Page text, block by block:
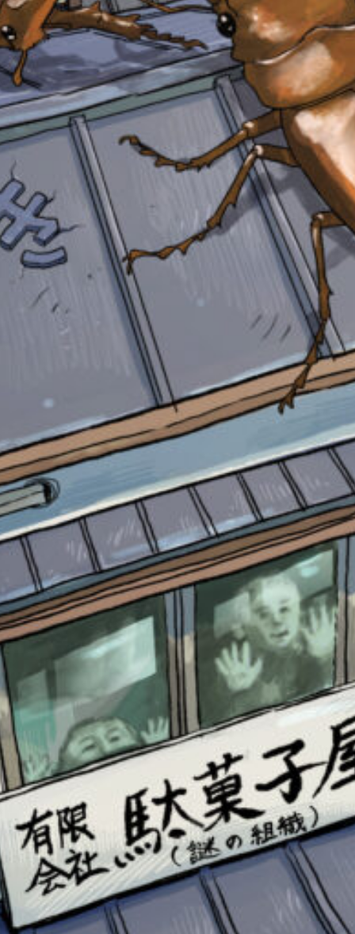
みんなの絵が
見られる
ギャラリー
自分だけの
本だなが作れる！
書店に届いた
みんなからのお手紙が
読める
い
え
度
認
し
て
み
戻